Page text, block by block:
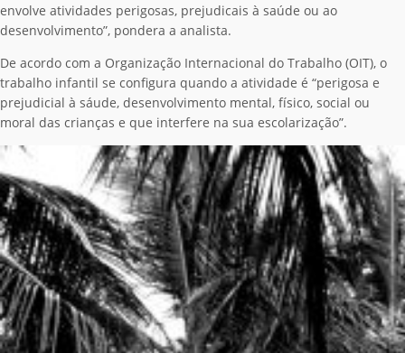
envolve atividades perigosas, prejudicais à saúde ou ao
desenvolvimento”, pondera a analista.
De acordo com a Organização Internacional do Trabalho (OIT), o
trabalho infantil se configura quando a atividade é “perigosa e
prejudicial à sáude, desenvolvimento mental, físico, social ou
moral das crianças e que interfere na sua escolarização”.